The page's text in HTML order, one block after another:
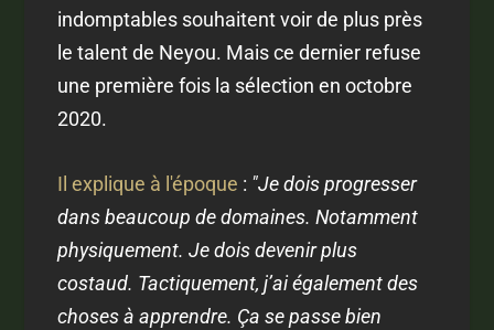
indomptables souhaitent voir de plus près
le talent de Neyou. Mais ce dernier refuse
une première fois la sélection en octobre
2020.
Il explique à l'époque : "Je dois progresser
dans beaucoup de domaines. Notamment
physiquement. Je dois devenir plus
costaud. Tactiquement, j’ai également des
choses à apprendre. Ça se passe bien